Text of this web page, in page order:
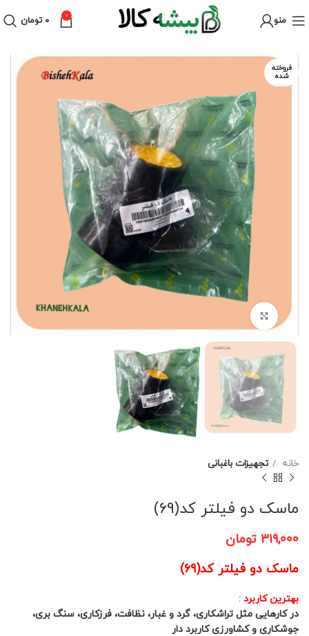
منو 0 ۰ تومان
فروخته
شده
خانه تجهیزات باغبانی
ماسک دو فیلتر کد(69)
۳۱۹,۰۰۰ تومان
ماسک دو فیلتر کد(69)
بهترین کاربرد :
در کارهایی مثل تراشکاری، گرد و غبار، نظافت، فرزکاری، سنگ بری،
جوشکاری و کشاورزی کاربرد دار